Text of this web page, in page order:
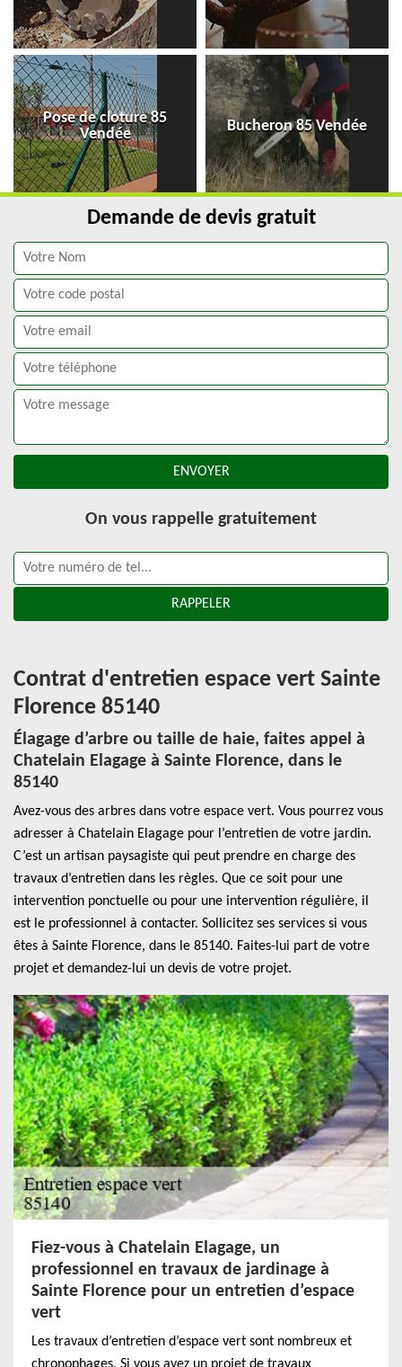
Pose de cloture 85
Vendée
Bucheron 85 Vendée
Demande de devis gratuit
On vous rappelle gratuitement
Contrat d'entretien espace vert Sainte
Florence 85140
Élagage d’arbre ou taille de haie, faites appel à
Chatelain Elagage à Sainte Florence, dans le
85140
Avez-vous des arbres dans votre espace vert. Vous pourrez vous
adresser à Chatelain Elagage pour l’entretien de votre jardin.
C’est un artisan paysagiste qui peut prendre en charge des
travaux d’entretien dans les règles. Que ce soit pour une
intervention ponctuelle ou pour une intervention régulière, il
est le professionnel à contacter. Sollicitez ses services si vous
êtes à Sainte Florence, dans le 85140. Faites-lui part de votre
projet et demandez-lui un devis de votre projet.
Fiez-vous à Chatelain Elagage, un
professionnel en travaux de jardinage à
Sainte Florence pour un entretien d’espace
vert
Les travaux d’entretien d’espace vert sont nombreux et